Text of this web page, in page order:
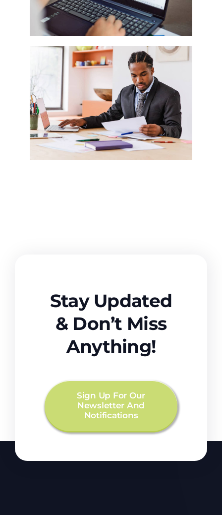
Stay Updated
& Don’t Miss
Anything!
Sign Up For Our
Newsletter And
Notifications